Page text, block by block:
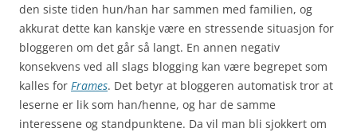
den siste tiden hun/han har sammen med familien, og
akkurat dette kan kanskje være en stressende situasjon for
bloggeren om det går så langt. En annen negativ
konsekvens ved all slags blogging kan være begrepet som
kalles for Frames. Det betyr at bloggeren automatisk tror at
leserne er lik som han/henne, og har de samme
interessene og standpunktene. Da vil man bli sjokkert om